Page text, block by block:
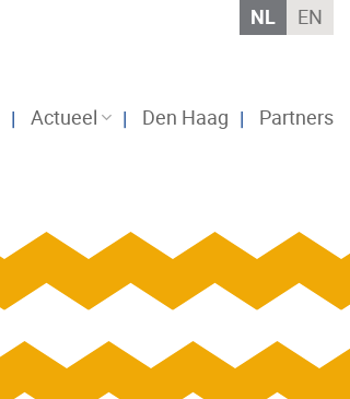
NL EN
Actueel Den Haag Partners